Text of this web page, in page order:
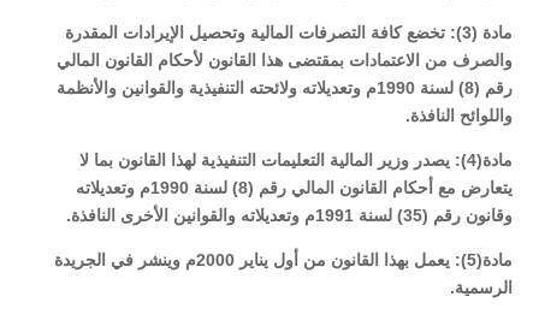
مادة (3): تخضع كافة التصرفات المالية وتحصيل الإيرادات المقدرة
والصرف من الاعتمادات بمقتضى هذا القانون لأحكام القانون المالي
رقم (8) لسنة 1990م وتعديلاته ولائحته التنفيذية والقوانين والأنظمة
واللوائح النافذة.
مادة(4): يصدر وزير المالية التعليمات التنفيذية لهذا القانون بما لا
يتعارض مع أحكام القانون المالي رقم (8) لسنة 1990م وتعديلاته
وقانون رقم (35) لسنة 1991م وتعديلاته والقوانين الأخرى النافذة.
مادة(5): يعمل بهذا القانون من أول يناير 2000م وينشر في الجريدة
الرسمية.